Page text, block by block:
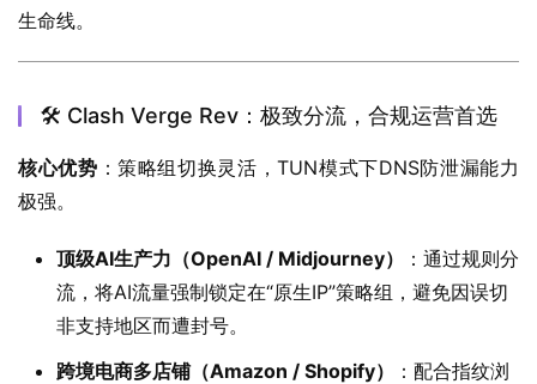
生命线。
🛠️ Clash Verge Rev：极致分流，合规运营首选
核心优势 ：策略组切换灵活，TUN模式下DNS防泄漏能力
极强。
顶级AI生产力（OpenAI / Midjourney）
：通过规则分
流，将AI流量强制锁定在“原生IP”策略组，避免因误切
非支持地区而遭封号。
跨境电商多店铺（Amazon / Shopify）
：配合指纹浏